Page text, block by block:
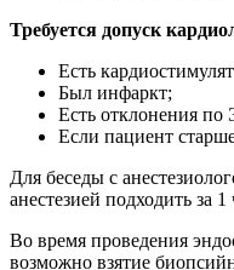
Требуется допуск
Есть
Был инфаркт;
Есть отклонения по
Если пациент
Для беседы с
анестезией подходить за
Во время проведения
возможно взятие